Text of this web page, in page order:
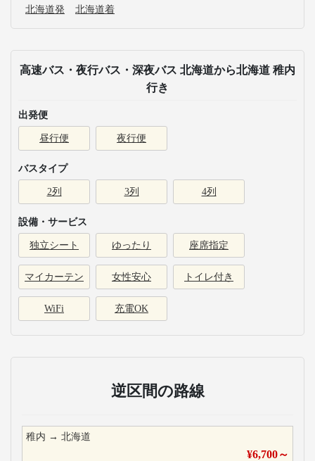
北海道発 北海道着
高速バス・夜行バス・深夜バス 北海道から北海道 稚内
行き
出発便
昼行便 夜行便
バスタイプ
2列 3列 4列
設備・サービス
独立シート ゆったり 座席指定
マイカーテン 女性安心 トイレ付き
WiFi 充電OK
逆区間の路線
稚内 → 北海道
¥6,700～